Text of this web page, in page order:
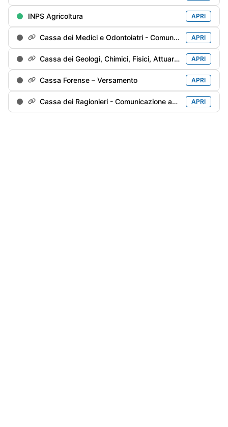
INPS Agricoltura APRI
Cassa dei Medici e Odontoiatri - Comunicazione annuale APRI
Cassa dei Geologi, Chimici, Fisici, Attuari e Agronomi - Comunicazione annuale APRI
Cassa Forense – Versamento APRI
Cassa dei Ragionieri - Comunicazione annuale APRI